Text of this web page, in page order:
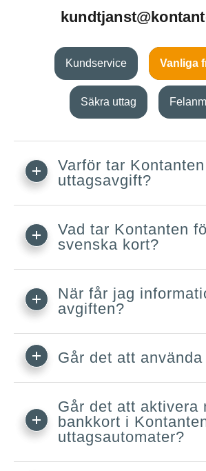
Varför tar
uttagsavgift?
Vad tar Kontanten
svenska kort?
När får jag
avgiften?
Går det att
Går det att aktivera
bankkort i
uttagsautomater?
Kundservice Vanliga
Säkra uttag